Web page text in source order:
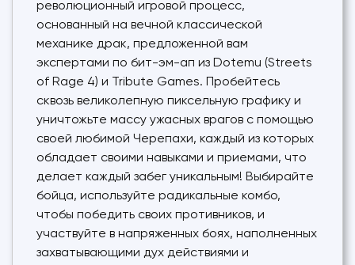
революционный игровой процесс,
основанный на вечной классической
механике драк, предложенной вам
экспертами по бит-эм-ап из Dotemu (Streets
of Rage 4) и Tribute Games. Пробейтесь
сквозь великолепную пиксельную графику и
уничтожьте массу ужасных врагов с помощью
своей любимой Черепахи, каждый из которых
обладает своими навыками и приемами, что
делает каждый забег уникальным! Выбирайте
бойца, используйте радикальные комбо,
чтобы победить своих противников, и
участвуйте в напряженных боях, наполненных
захватывающими дух действиями и